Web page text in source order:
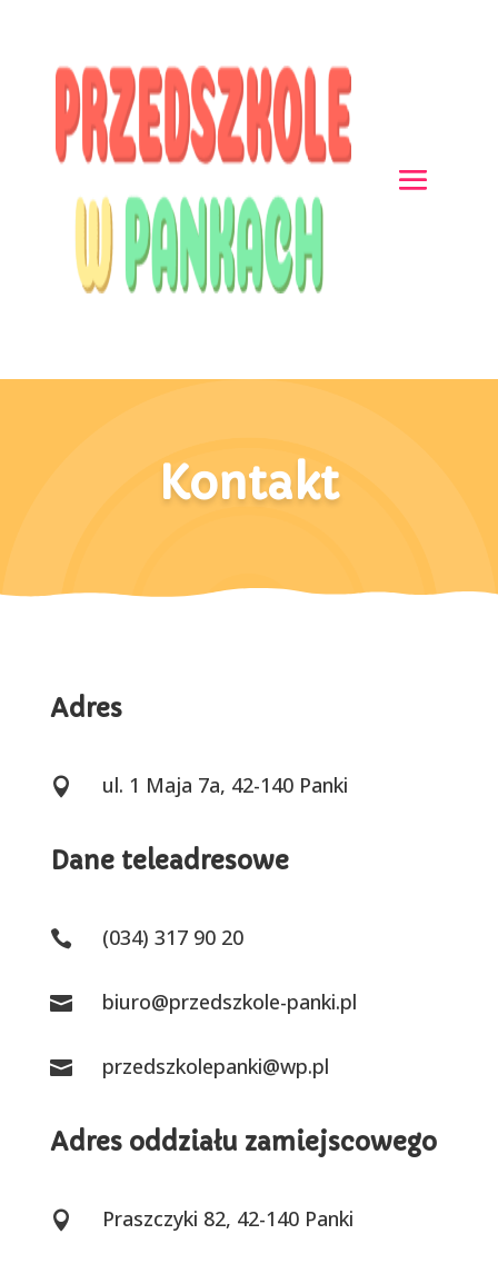
Kontakt
Adres
 ul. 1 Maja 7a, 42-140 Panki
Dane teleadresowe
 (034) 317 90 20
 biuro@przedszkole-panki.pl
 przedszkolepanki@wp.pl
Adres oddziału zamiejscowego
 Praszczyki 82, 42-140 Panki